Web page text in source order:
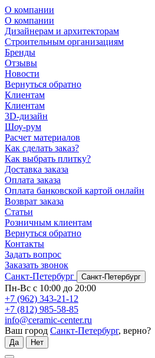
О компании
О компании
Дизайнерам и архитекторам
Строительным организациям
Бренды
Отзывы
Новости
Вернуться обратно
Клиентам
Клиентам
3D-дизайн
Шоу-рум
Расчет материалов
Как сделать заказ?
Как выбрать плитку?
Доставка заказа
Оплата заказа
Оплата банковской картой онлайн
Возврат заказа
Статьи
Розничным клиентам
Вернуться обратно
Контакты
Задать вопрос
Заказать звонок
Санкт-Петербург
Санкт-Петербург
Пн-Вс с 10:00 до 20:00
+7 (962) 343-21-12
+7 (812) 985-58-85
info@ceramic-center.ru
Ваш город Санкт-Петербург, верно?
Да Нет